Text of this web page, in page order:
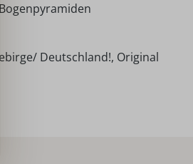
Deutschland!, Original